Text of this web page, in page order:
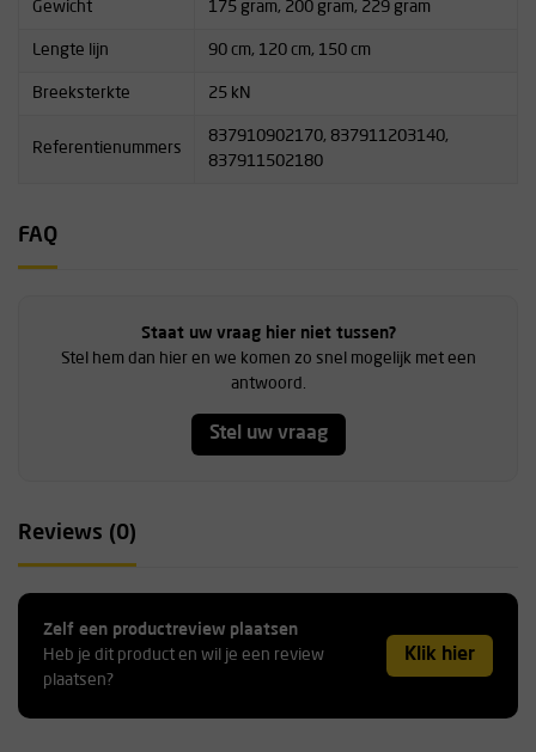
Gewicht 175 gram, 200 gram, 229 gram
Lengte lijn 90 cm, 120 cm, 150 cm
Breeksterkte 25 kN
Referentienummers
837910902170, 837911203140,
837911502180
FAQ
Staat uw vraag hier niet tussen?
Stel hem dan hier en we komen zo snel mogelijk met een
antwoord.
Stel uw vraag
Reviews (0)
Zelf een productreview plaatsen
Heb je dit product en wil je een review
plaatsen?
Klik hier